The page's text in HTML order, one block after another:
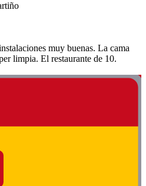
muy buenas. La cama
limpia. El restaurante de 10.